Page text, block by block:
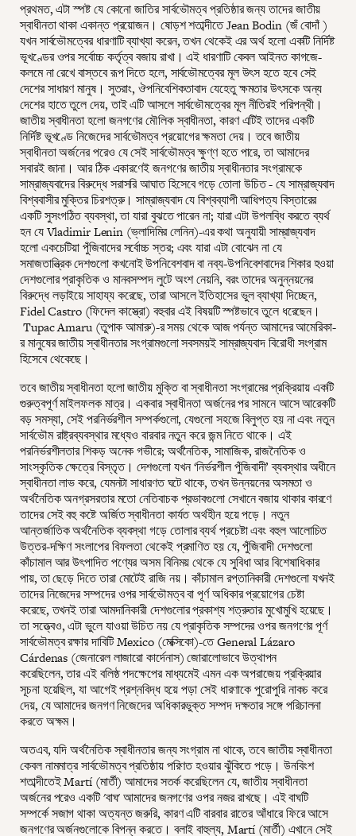
প্রথমত, এটা স্পষ্ট যে কোনো জাতির সার্বভৌমত্ব প্রতিষ্ঠার জন্য তাদের জাতীয়
স্বাধীনতা থাকা একান্ত প্রয়োজন। ষোড়শ শতাব্দীতে Jean Bodin (জঁ বোদাঁ )
যখন সার্বভৌমত্বের ধারণাটি ব্যাখ্যা করেন, তখন থেকেই এর অর্থ হলো একটি নির্দিষ্ট
ভূখণ্ডের ওপর সর্বোচ্চ কর্তৃত্ব বজায় রাখা। এই ধারণাটি কেবল আইনত কাগজে-
কলমে না রেখে বাস্তবে রূপ দিতে হলে, সার্বভৌমত্বের মূল উৎস হতে হবে সেই
দেশের সাধারণ মানুষ। সুতরাং, ঔপনিবেশিকতাবাদ যেহেতু ক্ষমতার উৎসকে অন্য
দেশের হাতে তুলে দেয়, তাই এটি আসলে সার্বভৌমত্বের মূল নীতিরই পরিপন্থী।
জাতীয় স্বাধীনতা হলো জনগণের মৌলিক স্বাধীনতা, কারণ এটিই তাদের একটি
নির্দিষ্ট ভূখণ্ডে নিজেদের সার্বভৌমত্ব প্রয়োগের ক্ষমতা দেয়। তবে জাতীয়
স্বাধীনতা অর্জনের পরেও যে সেই সার্বভৌমত্ব ক্ষুণ্ণ হতে পারে, তা আমাদের
সবারই জানা। আর ঠিক একারণেই জনগণের জাতীয় স্বাধীনতার সংগ্রামকে
সাম্রাজ্যবাদের বিরুদ্ধে সরাসরি আঘাত হিসেবে গড়ে তোলা উচিত - যে সাম্রাজ্যবাদ
বিশ্ববাসীর মুক্তির চিরশত্রু। সাম্রাজ্যবাদ যে বিশ্বব্যাপী আধিপত্য বিস্তারের
একটি সুসংগঠিত ব্যবস্থা, তা যারা বুঝতে পারেন না; যারা এটা উপলব্ধি করতে ব্যর্থ
হন যে Vladimir Lenin (ভ্লাদিমির লেনিন)-এর কথা অনুযায়ী সাম্রাজ্যবাদ
হলো একচেটিয়া পুঁজিবাদের সর্বোচ্চ স্তর; এবং যারা এটা বোঝেন না যে
সমাজতান্ত্রিক দেশগুলো কখনোই উপনিবেশবাদ বা নব্য-উপনিবেশবাদের শিকার হওয়া
দেশগুলোর প্রাকৃতিক ও মানবসম্পদ লুটে অংশ নেয়নি, বরং তাদের অনুন্নয়নের
বিরুদ্ধে লড়াইয়ে সাহায্য করেছে, তারা আসলে ইতিহাসের ভুল ব্যাখ্যা দিচ্ছেন,
Fidel Castro (ফিদেল কাস্ত্রো) বহুবার এই বিষয়টি স্পষ্টভাবে তুলে ধরেছেন।
Tupac Amaru (তুপাক আমারু)-র সময় থেকে আজ পর্যন্ত আমাদের আমেরিকা-
র মানুষের জাতীয় স্বাধীনতার সংগ্রামগুলো সবসময়ই সাম্রাজ্যবাদ বিরোধী সংগ্রাম
হিসেবে থেকেছে।
তবে জাতীয় স্বাধীনতা হলো জাতীয় মুক্তি বা স্বাধীনতা সংগ্রামের প্রক্রিয়ায় একটি
গুরুত্বপূর্ণ মাইলফলক মাত্র। একবার স্বাধীনতা অর্জনের পর সামনে আসে আরেকটি
বড় সমস্যা, সেই পরনির্ভরশীল সম্পর্কগুলো, যেগুলো সহজে বিলুপ্ত হয় না এবং নতুন
সার্বভৌম রাষ্ট্রব্যবস্থার মধ্যেও বারবার নতুন করে জন্ম নিতে থাকে। এই
পরনির্ভরশীলতার শিকড় অনেক গভীরে; অর্থনৈতিক, সামাজিক, রাজনৈতিক ও
সাংস্কৃতিক ক্ষেত্রে বিস্তৃত। দেশগুলো যখন ‘নির্ভরশীল পুঁজিবাদী’ ব্যবস্থার অধীনে
স্বাধীনতা লাভ করে, যেমনটা সাধারণত ঘটে থাকে, তখন উন্নয়নের অসমতা ও
অর্থনৈতিক অনগ্রসরতার মতো নেতিবাচক প্রভাবগুলো সেখানে বজায় থাকার কারণে
তাদের সেই বহু কষ্টে অর্জিত স্বাধীনতা কার্যত অর্থহীন হয়ে পড়ে। নতুন
আন্তর্জাতিক অর্থনৈতিক ব্যবস্থা গড়ে তোলার ব্যর্থ প্রচেষ্টা এবং বহুল আলোচিত
উত্তর-দক্ষিণ সংলাপের বিফলতা থেকেই প্রমাণিত হয় যে, পুঁজিবাদী দেশগুলো
কাঁচামাল আর উৎপাদিত পণ্যের অসম বিনিময় থেকে যে সুবিধা আর বিশেষাধিকার
পায়, তা ছেড়ে দিতে তারা মোটেই রাজি নয়। কাঁচামাল রপ্তানিকারী দেশগুলো যখনই
তাদের নিজেদের সম্পদের ওপর সার্বভৌমত্ব বা পূর্ণ অধিকার প্রয়োগের চেষ্টা
করেছে, তখনই তারা আমদানিকারী দেশগুলোর প্রকাশ্য শত্রুতার মুখোমুখি হয়েছে।
তা সত্ত্বেও, এটা ভুলে যাওয়া উচিত নয় যে প্রাকৃতিক সম্পদের ওপর জনগণের পূর্ণ
সার্বভৌমত্ব রক্ষার দাবিটি Mexico (মেক্সিকো)-তে General Lázaro
Cárdenas (জেনারেল লাজারো কার্দেনাস) জোরালোভাবে উত্থাপন
করেছিলেন, তার এই বলিষ্ঠ পদক্ষেপের মাধ্যমেই এমন এক অপরাজেয় প্রক্রিয়ার
সূচনা হয়েছিল, যা আগেই প্রশ্নবিদ্ধ হয়ে পড়া সেই ধারণাকে পুরোপুরি নাকচ করে
দেয়, যে আমাদের জনগণ নিজেদের অধিকারভুক্ত সম্পদ দক্ষতার সঙ্গে পরিচালনা
করতে অক্ষম।
অতএব, যদি অর্থনৈতিক স্বাধীনতার জন্য সংগ্রাম না থাকে, তবে জাতীয় স্বাধীনতা
কেবল নামমাত্র সার্বভৌমত্ব প্রতিষ্ঠায় পরিণত হওয়ার ঝুঁকিতে পড়ে। উনবিংশ
শতাব্দীতেই Martí (মার্তী) আমাদের সতর্ক করেছিলেন যে, জাতীয় স্বাধীনতা
অর্জনের পরেও একটি 'বাঘ' আমাদের জনগণের ওপর নজর রাখছে। এই বাঘটি
সম্পর্কে সজাগ থাকা অত্যন্ত জরুরি, কারণ এটি বারবার রাতের আঁধারে ফিরে আসে
জনগণের অর্জনগুলোকে বিপন্ন করতে। বলাই বাহুল্য, Martí (মার্তী) এখানে সেই